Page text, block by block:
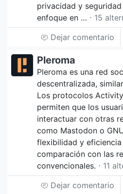
privacidad y seguridad
enfoque en … ⋅ 15
Dejar comentario
Pleroma
Pleroma es una red
descentralizada,
Los protocolos
permiten que los
interactuar con otras
como Mastodon o
flexibilidad y eficiencia
comparación con las
convencionales. ⋅ 11
Dejar comentario